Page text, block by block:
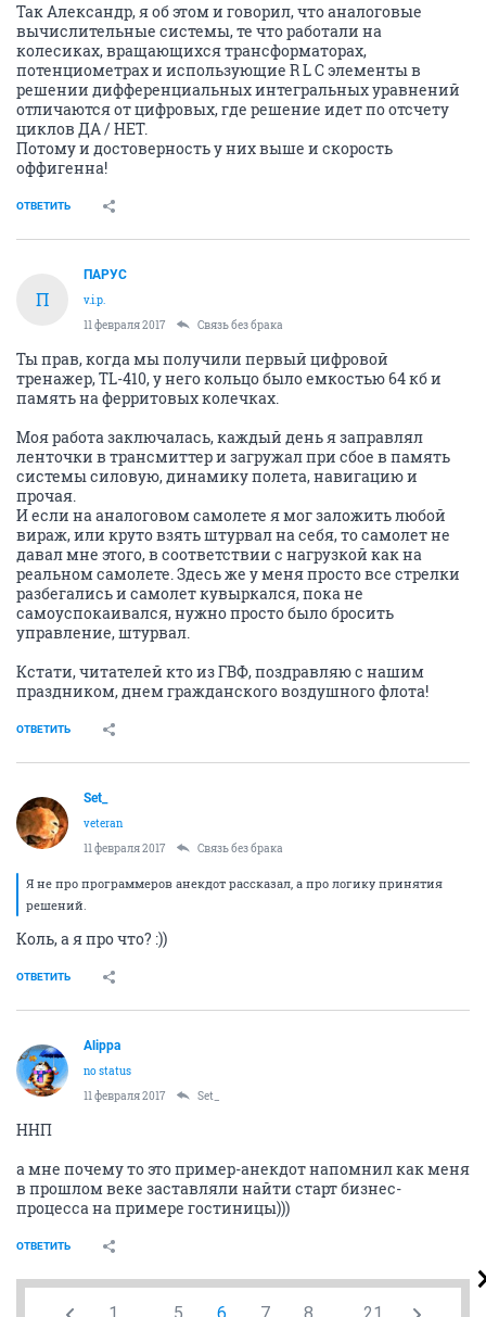
Так Александр, я об этом и говорил, что аналоговые
вычислительные системы, те что работали на
колесиках, вращающихся трансформаторах,
потенциометрах и использующие R L C элементы в
решении дифференциальных интегральных уравнений
отличаются от цифровых, где решение идет по отсчету
циклов ДА / НЕТ.
Потому и достоверность у них выше и скорость
оффигенна!
ОТВЕТИТЬ
П
ПАРУС
v.i.p.
11 февраля 2017
Связь без брака
Ты прав, когда мы получили первый цифровой
тренажер, TL-410, у него кольцо было емкостью 64 кб и
память на ферритовых колечках.
Моя работа заключалась, каждый день я заправлял
ленточки в трансмиттер и загружал при сбое в память
системы силовую, динамику полета, навигацию и
прочая.
И если на аналоговом самолете я мог заложить любой
вираж, или круто взять штурвал на себя, то самолет не
давал мне этого, в соответствии с нагрузкой как на
реальном самолете. Здесь же у меня просто все стрелки
разбегались и самолет кувыркался, пока не
самоуспокаивался, нужно просто было бросить
управление, штурвал.
Кстати, читателей кто из ГВФ, поздравляю с нашим
праздником, днем гражданского воздушного флота!
ОТВЕТИТЬ
Set_
veteran
11 февраля 2017
Связь без брака
Я не про программеров анекдот рассказал, а про логику принятия
решений.
Коль, а я про что? :))
ОТВЕТИТЬ
Alippa
no status
11 февраля 2017
Set_
ННП
а мне почему то это пример-анекдот напомнил как меня
в прошлом веке заставляли найти старт бизнес-
процесса на примере гостиницы)))
ОТВЕТИТЬ